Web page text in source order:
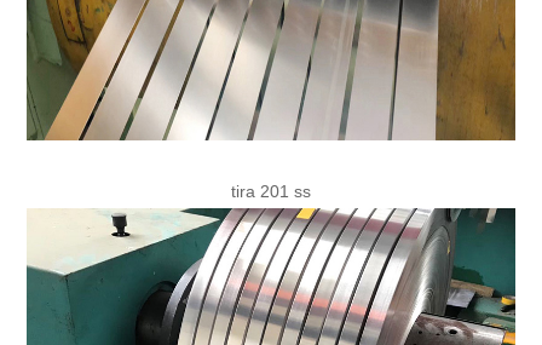
tira 201 ss